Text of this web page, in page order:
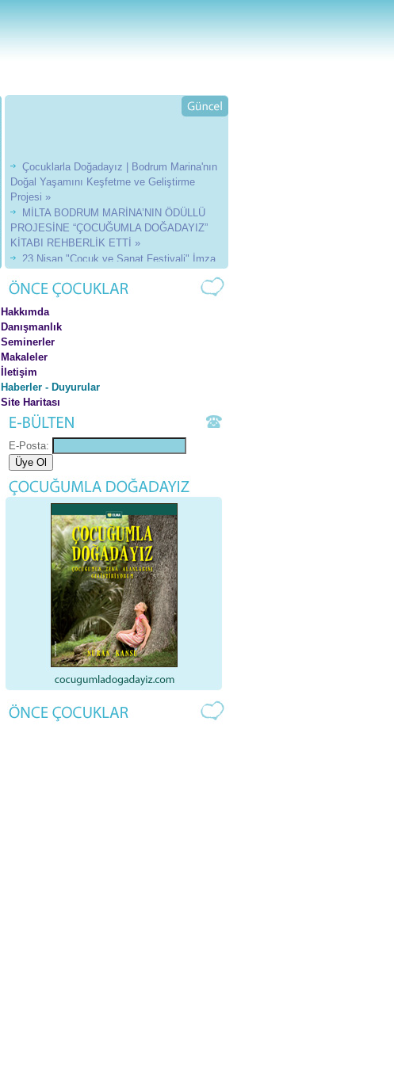
Çocuklarla Doğadayız | Bodrum Marina'nın
Doğal Yaşamını Keşfetme ve Geliştirme
Projesi »
MİLTA BODRUM MARİNA’NIN ÖDÜLLÜ
PROJESİNE “ÇOCUĞUMLA DOĞADAYIZ”
KİTABI REHBERLİK ETTİ »
23 Nisan "Çocuk ve Sanat Festivali" İmza
Günü »
2015 Etkinlikleri »
2014 Etkinlikleri »
2013 Etkinlikleri »
Hakkımda
Danışmanlık
Seminerler
Makaleler
İletişim
Haberler - Duyurular
Site Haritası
E-Posta: